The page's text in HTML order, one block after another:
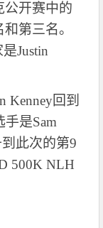
公开赛中的
第三名。
Justin
Kenney回到
是Sam
此次的第9
500K NLH